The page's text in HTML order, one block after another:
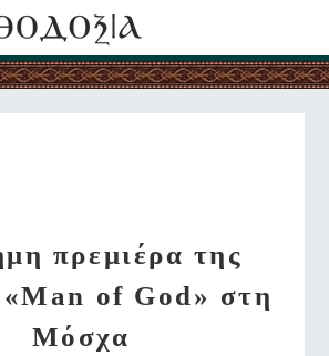
πρεμιέρα της
«Man of God» στη
Μόσχα